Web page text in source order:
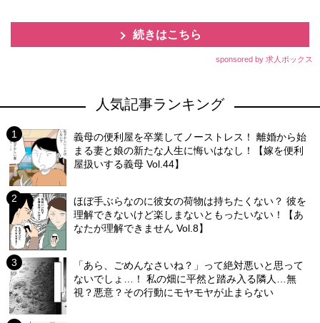
続きはこちら
sponsored by 求人ボックス
人気記事ランキング
義母の便利屋を卒業してノーストレス！ 離婚から始
まる妻と娘の新たな人生に悔いはなし！【嫁を便利
屋扱いする義母 Vol.44】
ほぼ手ぶらなのに彼女の荷物は持ちたくない？ 彼を
理解できないけど楽しまないともったいない！【あ
なたが理解できません Vol.8】
「あら、ごめんなさいね？」って絶対悪いと思って
ないでしょ…！ 私の畑に平然と踏み入る隣人…無
視？悪意？その行動にモヤモヤが止まらない